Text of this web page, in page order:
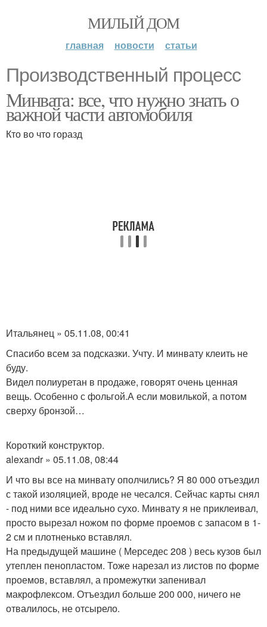
МИЛЫЙ ДОМ
главная новости статьи
Производственный процесс
Минвата: все, что нужно знать о
важной части автомобиля
Кто во что горазд
Итальянец » 05.11.08, 00:41
Спасибо всем за подсказки. Учту. И минвату клеить не
буду.
Видел полиуретан в продаже, говорят очень ценная
вещь. Особенно с фольгой.А если мовилькой, а потом
сверху бронзой…
Короткий конструктор.
alexandr » 05.11.08, 08:44
И что вы все на минвату ополчились? Я 80 000 отъездил
с такой изоляцией, вроде не чесался. Сейчас карты снял
- под ними все идеально сухо. Минвату я не приклеивал,
просто вырезал ножом по форме проемов с запасом в 1-
2 см и плотненько вставлял.
На предыдущей машине ( Мерседес 208 ) весь кузов был
утеплен пенопластом. Тоже нарезал из листов по форме
проемов, вставлял, а промежутки запенивал
макрофлексом. Отъездил больше 200 000, ничего не
отвалилось, не отсырело.